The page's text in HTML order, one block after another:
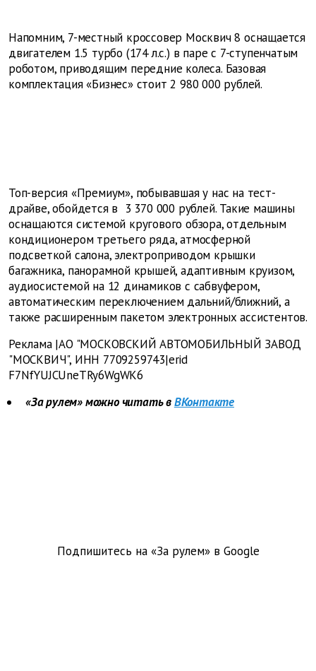
Напомним, 7-местный кроссовер Москвич 8 оснащается
двигателем 1.5 турбо (174 л.с.) в паре с 7-ступенчатым
роботом, приводящим передние колеса. Базовая
комплектация «Бизнес» стоит 2 980 000 рублей.
Топ-версия «Премиум», побывавшая у нас на тест-
драйве, обойдется в 3 370 000 рублей. Такие машины
оснащаются системой кругового обзора, отдельным
кондиционером третьего ряда, атмосферной
подсветкой салона, электроприводом крышки
багажника, панорамной крышей, адаптивным круизом,
аудиосистемой на 12 динамиков с сабвуфером,
автоматическим переключением дальний/ближний, а
также расширенным пакетом электронных ассистентов.
Реклама |АО "МОСКОВСКИЙ АВТОМОБИЛЬНЫЙ ЗАВОД
"МОСКВИЧ", ИНН 7709259743|erid
F7NfYUJCUneTRy6WgWK6
«За рулем» можно читать вВКонтакте
Подпишитесь на «За рулем» в Google